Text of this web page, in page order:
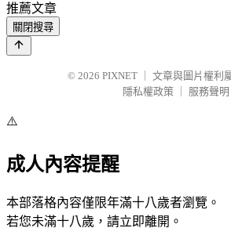
推薦文章
關閉搜尋
© 2026 PIXNET
文章與圖片權利
隱私權政策
服務聲明
⚠️
成人內容提醒
本部落格內容僅限年滿十八歲者瀏覽。
若您未滿十八歲，請立即離開。